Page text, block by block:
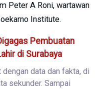
Peter A Roni, wartawan
Institute.
Pembuatan
di Surabaya
data dan fakta, di
sekunder. Sampai